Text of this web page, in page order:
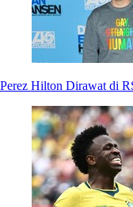
Perez Hilton Dirawat di